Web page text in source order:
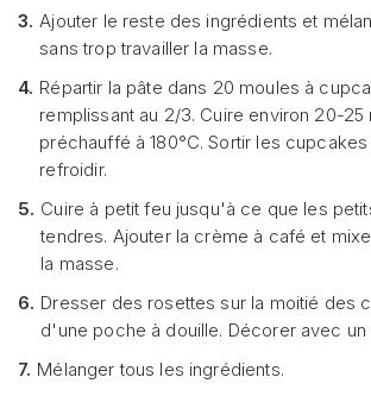
3. Ajouter le reste des ingrédients et
sans trop travailler la masse.
4. Répartir la pâte dans 20 moules à
remplissant au 2/3. Cuire environ 20-25
préchauffé à 180°C. Sortir les
refroidir.
5. Cuire à petit feu jusqu'à ce que les
tendres. Ajouter la crème à café et
la masse.
6. Dresser des rosettes sur la moitié des
d'une poche à douille. Décorer avec un
7. Mélanger tous les ingrédients.